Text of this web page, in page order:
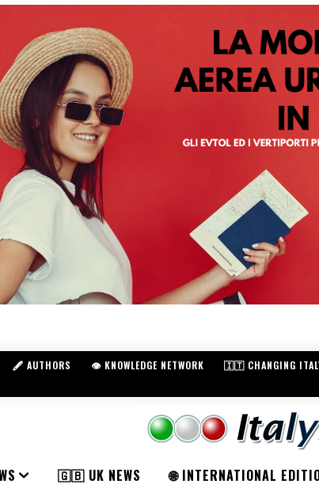
🖋️ AUTHORS 👁️ KNOWLEDGE NETWORK 🇮🇹 CHANGING
🇬🇧 UK NEWS 🌐 INTERNATIONAL